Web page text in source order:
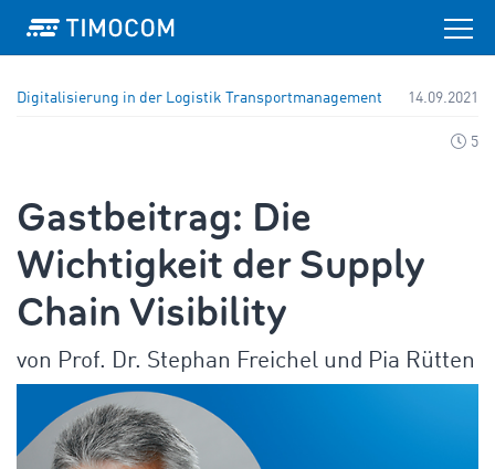
Digitalisierung in der Logistik Transportmanagement 14.09.2021
5
Gastbeitrag: Die
Wichtigkeit der Supply
Chain Visibility
von Prof. Dr. Stephan Freichel und Pia Rütten